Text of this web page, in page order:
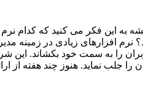
این فکر می کنید که کدام نرم
افزارهای زیادی در زمینه
را به سمت خود بکشاند. این
جلب نماید. هنوز چند هفته از